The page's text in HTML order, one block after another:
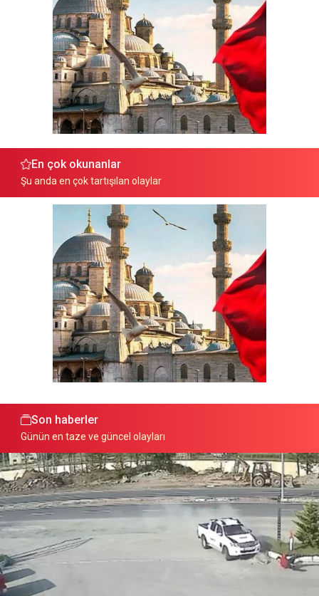
En çok okunanlar
Şu anda en çok tartışılan olaylar
Son haberler
Günün en taze ve güncel olayları